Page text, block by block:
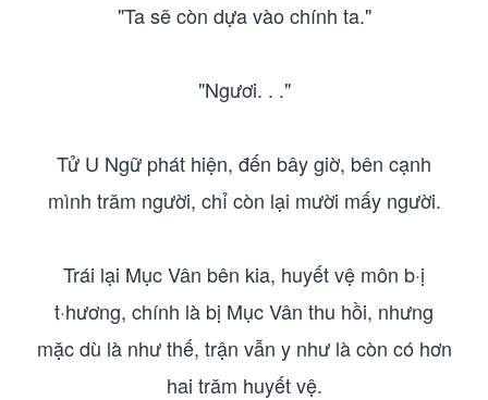
"Ta sẽ còn dựa vào chính ta."
"Ngươi. . ."
Tử U Ngữ phát hiện, đến bây giờ, bên cạnh
mình trăm người, chỉ còn lại mười mấy người.
Trái lại Mục Vân bên kia, huyết vệ môn b·ị
t·hương, chính là bị Mục Vân thu hồi, nhưng
mặc dù là như thế, trận vẫn y như là còn có hơn
hai trăm huyết vệ.